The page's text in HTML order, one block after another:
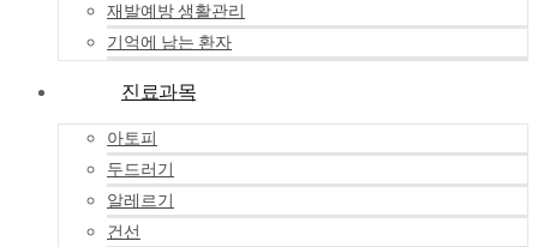
재발예방 생활관리
기억에 남는 환자
진료과목
아토피
두드러기
알레르기
건선